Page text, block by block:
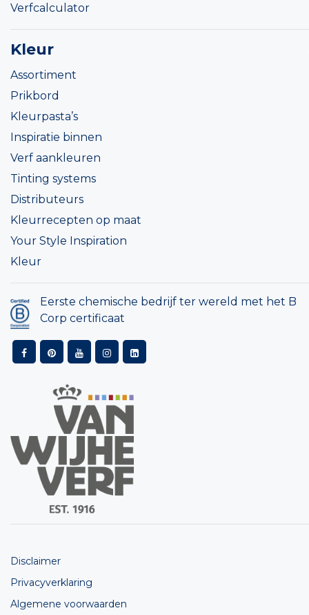
Verfcalculator
Kleur
Assortiment
Prikbord
Kleurpasta’s
Inspiratie binnen
Verf aankleuren
Tinting systems
Distributeurs
Kleurrecepten op maat
Your Style Inspiration
Kleur
Eerste chemische bedrijf ter wereld met het B
Corp certificaat
Disclaimer
Privacyverklaring
Algemene voorwaarden